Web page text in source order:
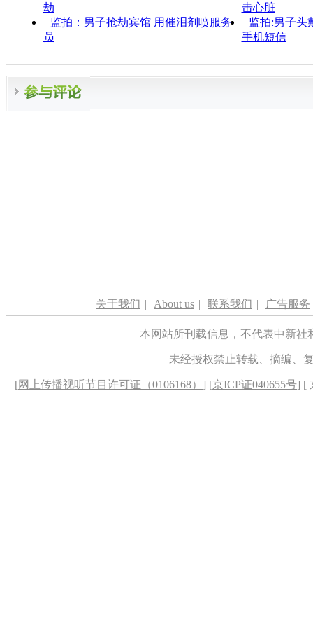
劫
击心脏
监拍：男子抢劫宾馆 用催泪剂喷服务
员
监拍:男子头
手机短信
关于我们 | About us | 联系我们 | 广告服务
本网站所刊载信息，不代表中新
未经授权禁止转载、摘编、
[网上传播视听节目许可证（0106168） ] [京ICP证040655号] [